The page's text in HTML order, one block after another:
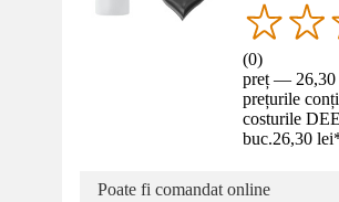
(0)
preț — 26,30
prețurile
costurile
buc.26,30 lei
Poate fi comandat online